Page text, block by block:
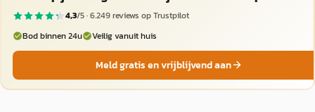
4,3/5 ·6.249reviews op Trustpilot
Bod binnen 24u
Veilig vanuit huis
Meld gratis en vrijblijvend aan